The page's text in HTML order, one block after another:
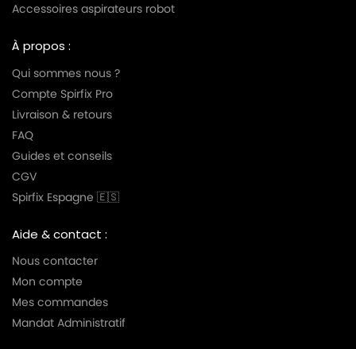
Accessoires aspirateurs robot
À propos :
Qui sommes nous ?
Compte Spirfix Pro
Livraison & retours
FAQ
Guides et conseils
CGV
Spirfix Espagne 🇪🇸
Aide & contact :
Nous contacter
Mon compte
Mes commandes
Mandat Administratif